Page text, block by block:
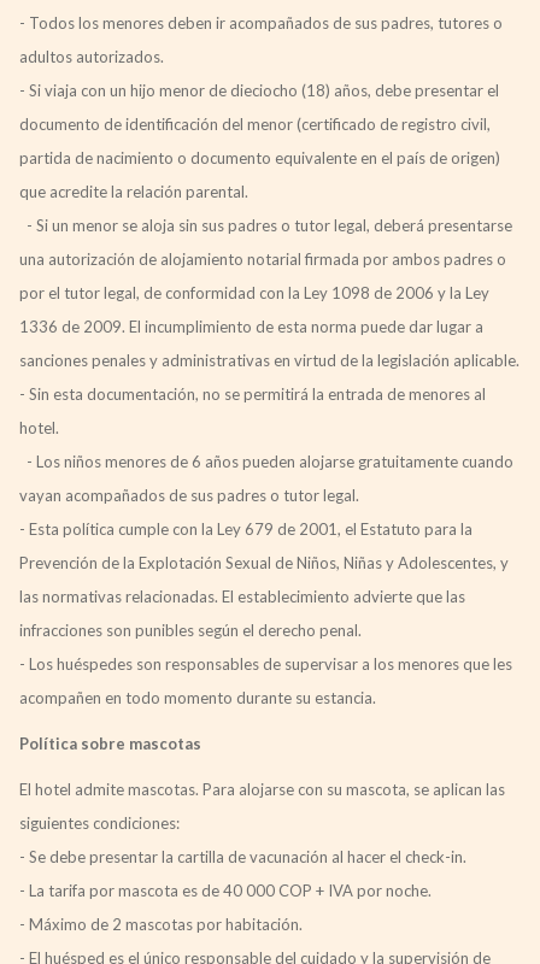
- Todos los menores deben ir acompañados de sus padres, tutores o
adultos autorizados.
- Si viaja con un hijo menor de dieciocho (18) años, debe presentar el
documento de identificación del menor (certificado de registro civil,
partida de nacimiento o documento equivalente en el país de origen)
que acredite la relación parental.
- Si un menor se aloja sin sus padres o tutor legal, deberá presentarse
una autorización de alojamiento notarial firmada por ambos padres o
por el tutor legal, de conformidad con la Ley 1098 de 2006 y la Ley
1336 de 2009. El incumplimiento de esta norma puede dar lugar a
sanciones penales y administrativas en virtud de la legislación aplicable.
- Sin esta documentación, no se permitirá la entrada de menores al
hotel.
- Los niños menores de 6 años pueden alojarse gratuitamente cuando
vayan acompañados de sus padres o tutor legal.
- Esta política cumple con la Ley 679 de 2001, el Estatuto para la
Prevención de la Explotación Sexual de Niños, Niñas y Adolescentes, y
las normativas relacionadas. El establecimiento advierte que las
infracciones son punibles según el derecho penal.
- Los huéspedes son responsables de supervisar a los menores que les
acompañen en todo momento durante su estancia.
Política sobre mascotas
El hotel admite mascotas. Para alojarse con su mascota, se aplican las
siguientes condiciones:
- Se debe presentar la cartilla de vacunación al hacer el check-in.
- La tarifa por mascota es de 40 000 COP + IVA por noche.
- Máximo de 2 mascotas por habitación.
- El huésped es el único responsable del cuidado y la supervisión de